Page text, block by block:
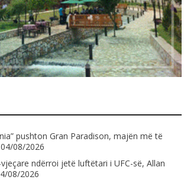
pushton Gran Paradison, majën më të
04/08/2026
ndërroi jetë luftëtari i UFC-së, Allan
08/2026